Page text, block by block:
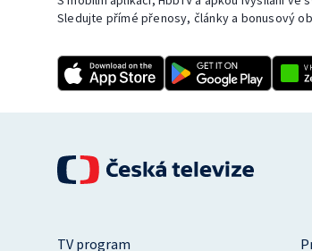
Sledujte přímé přenosy, články a bonusový
TV program